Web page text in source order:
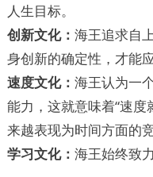
人生目标。
创新文化： 海王追求自
身创新的确定性，才能
速度文化： 海王认为一
能力，这就意味着“速
来越表现为时间方面的竞
学习文化： 海王始终致